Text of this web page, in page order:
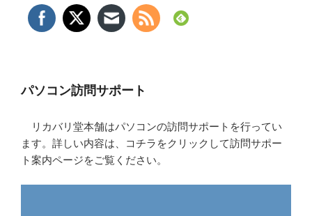
パソコン訪問サポート
リカバリ堂本舗はパソコンの訪問サポートを行ってい
ます。詳しい内容は、コチラをクリックして訪問サポー
ト案内ページをご覧ください。